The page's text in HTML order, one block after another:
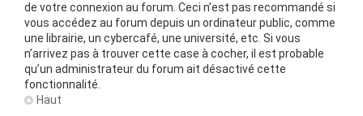
de votre connexion au forum. Ceci n’est pas recommandé si
vous accédez au forum depuis un ordinateur public, comme
une librairie, un cybercafé, une université, etc. Si vous
n’arrivez pas à trouver cette case à cocher, il est probable
qu’un administrateur du forum ait désactivé cette
fonctionnalité.
Haut